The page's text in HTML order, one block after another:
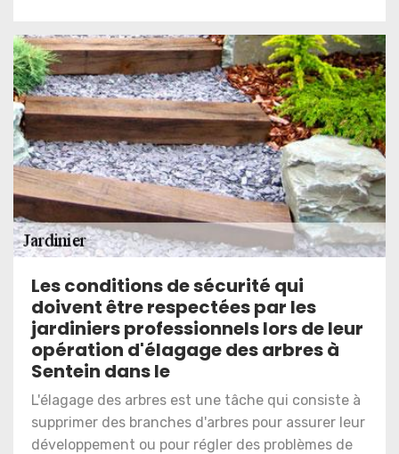
Les conditions de sécurité qui
doivent être respectées par les
jardiniers professionnels lors de leur
opération d'élagage des arbres à
Sentein dans le
L'élagage des arbres est une tâche qui consiste à
supprimer des branches d'arbres pour assurer leur
développement ou pour régler des problèmes de